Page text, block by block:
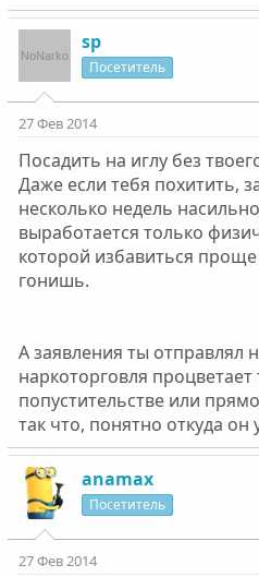
sp
Посетитель
27 Фев 2014
Посадить на иглу без
Даже если тебя похитить,
несколько недель
выработается только
которой избавиться
гонишь.
А заявления ты отправлял
наркоторговля
попустительстве или
так что, понятно откуда он
anamax
Посетитель
27 Фев 2014